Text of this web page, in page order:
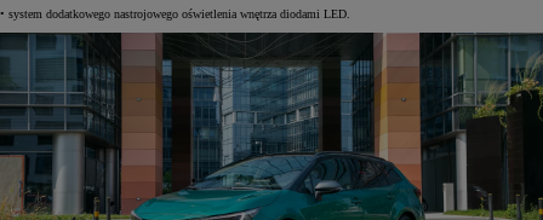
• system dodatkowego nastrojowego oświetlenia wnętrza diodami LED.